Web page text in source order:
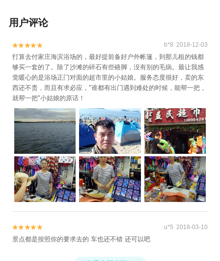
用户评论

 b*8 2018-12-03
打算去付家庄海滨浴场的，最好提前备好户外帐篷，到那儿租的钱都
够买一套的了。除了沙滩的碎石有些硌脚，没有别的毛病。最让我感
觉暖心的是浴场正门对面的超市里的小姑娘。服务态度很好，卖的东
西还不贵，而且有求必应，"谁都有出门遇到难处的时候，能帮一把，
就帮一把"小姑娘的原话！

 u*5 2018-03-10
景点都是按照你的要求去的 车也还不错 还可以吧